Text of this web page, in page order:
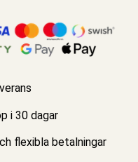
i 30 dagar
flexibla betalningar